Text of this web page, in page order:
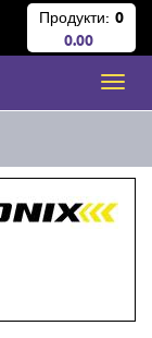
Продукти: 0
0.00